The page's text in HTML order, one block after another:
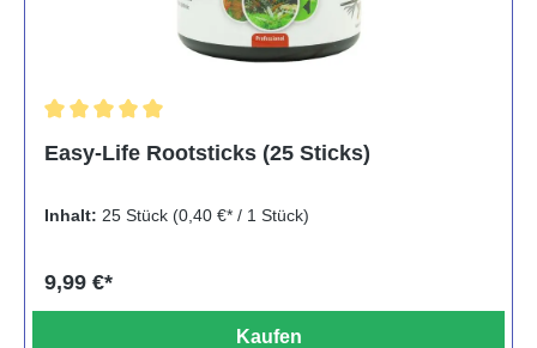
Easy-Life Rootsticks (25 Sticks)
Inhalt: 25 Stück (0,40 €* / 1 Stück)
9,99 €*
Kaufen